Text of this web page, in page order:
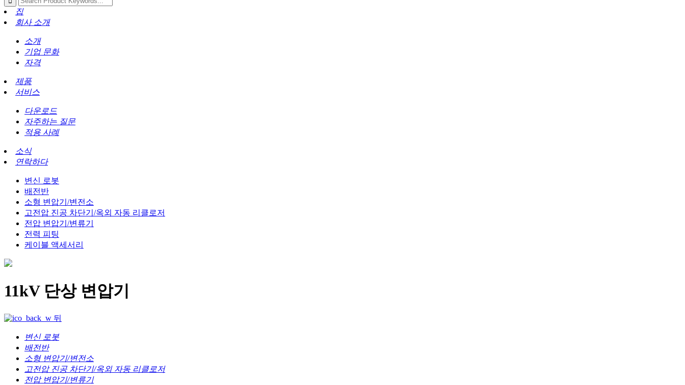
집
회사 소개
소개
기업 문화
자격
제품
서비스
다운로드
자주하는 질문
적용 사례
소식
연락하다
변신 로봇
배전반
소형 변압기/변전소
고전압 진공 차단기/옥외 자동 리클로저
전압 변압기/변류기
전력 피팅
케이블 액세서리
11kV 단상 변압기
뒤
변신 로봇
배전반
소형 변압기/변전소
고전압 진공 차단기/옥외 자동 리클로저
전압 변압기/변류기